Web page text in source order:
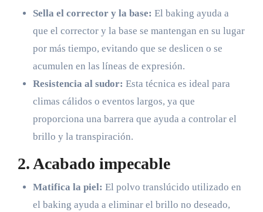
Sella el corrector y la base: El baking ayuda a
que el corrector y la base se mantengan en su lugar
por más tiempo, evitando que se deslicen o se
acumulen en las líneas de expresión.
Resistencia al sudor: Esta técnica es ideal para
climas cálidos o eventos largos, ya que
proporciona una barrera que ayuda a controlar el
brillo y la transpiración.
2. Acabado impecable
Matifica la piel: El polvo translúcido utilizado en
el baking ayuda a eliminar el brillo no deseado,